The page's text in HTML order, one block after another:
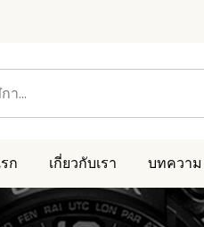
ก เกี่ยวกับเรา บทความ